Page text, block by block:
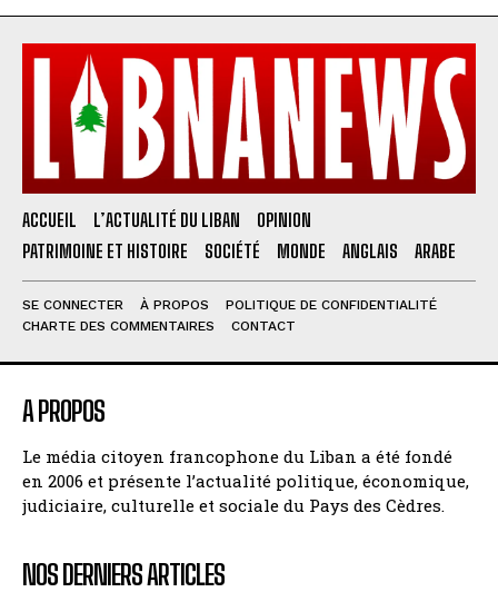
ACCUEIL L’ACTUALITÉ DU LIBAN
OPINION
PATRIMOINE ET HISTOIRE
SOCIÉTÉ MONDE ANGLAIS ARABE
SE CONNECTER À PROPOS
POLITIQUE DE CONFIDENTIALITÉ
CHARTE DES COMMENTAIRES
CONTACT
A PROPOS
Le média citoyen francophone du Liban a été fondé
en 2006 et présente l’actualité politique, économique,
judiciaire, culturelle et sociale du Pays des Cèdres.
NOS DERNIERS ARTICLES